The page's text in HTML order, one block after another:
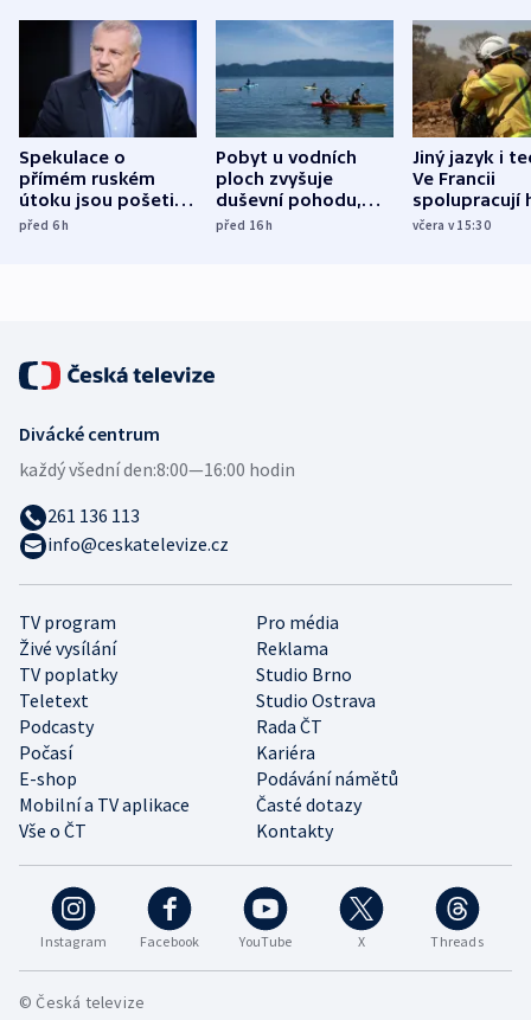
Spekulace o
přímém ruském
útoku jsou pošetilé,
míní estonský
před 6h
Pobyt u vodních
ploch zvyšuje
duševní pohodu,
ukázala
před 16h
Jiný jazyk i
Ve Francii
spolupracují
různých zemí
včera v 15:30
Instagram Facebook YouTube X Threads
TV program
Pro média
Živé vysílání
Reklama
TV poplatky
Studio Brno
Teletext
Studio Ostrava
Podcasty
Rada ČT
Počasí
Kariéra
E-shop
Podávání námětů
Mobilní a TV aplikace
Časté dotazy
Vše o ČT
Kontakty
Divácké centrum
každý všední den:8:00—16:00 hodin
261 136 113
info@ceskatelevize.cz
© Česká televize